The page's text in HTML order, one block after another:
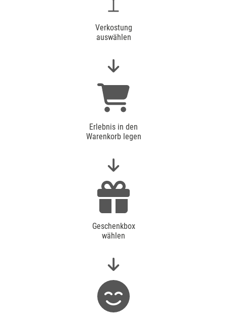
Verkostung
auswählen
Erlebnis in den
Warenkorb legen
Geschenkbox
wählen